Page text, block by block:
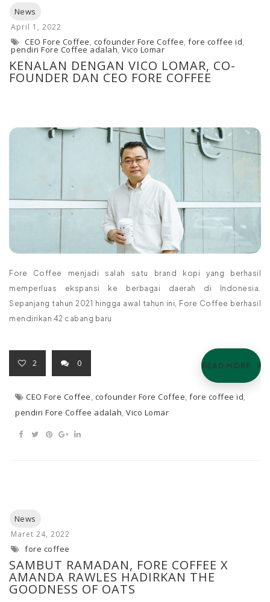
KENALAN DENGAN VICO LOMAR, CO-
FOUNDER DAN CEO FORE COFFEE
CEO Fore Coffee, cofounder Fore Coffee, fore coffee id,
pendiri Fore Coffee adalah, Vico Lomar
Fore Coffee menjadi salah satu brand kopi yang berhasil
memperluas ekspansi ke berbagai daerah di Indonesia.
Sepanjang tahun 2021 hingga awal tahun ini, Fore Coffee berhasil
mendirikan 42 cabang baru
READ MORE
2 0
CEO Fore Coffee, cofounder Fore Coffee, fore coffee id,
pendiri Fore Coffee adalah, Vico Lomar
SAMBUT RAMADAN, FORE COFFEE X
AMANDA RAWLES HADIRKAN THE
GOODNESS OF OATS
fore coffee